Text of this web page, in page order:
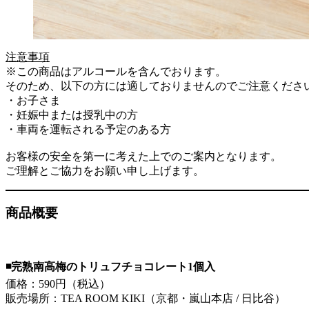
注意事項
※この商品はアルコールを含んでおります。
そのため、以下の方には適しておりませんのでご注意くださ
・お子さま
・妊娠中または授乳中の方
・車両を運転される予定のある方
お客様の安全を第一に考えた上でのご案内となります。
ご理解とご協力をお願い申し上げます。
商品概要
◾️完熟南高梅のトリュフチョコレート1個入
価格：590円（税込）
販売場所：TEA ROOM KIKI（京都・嵐山本店 / 日比谷）